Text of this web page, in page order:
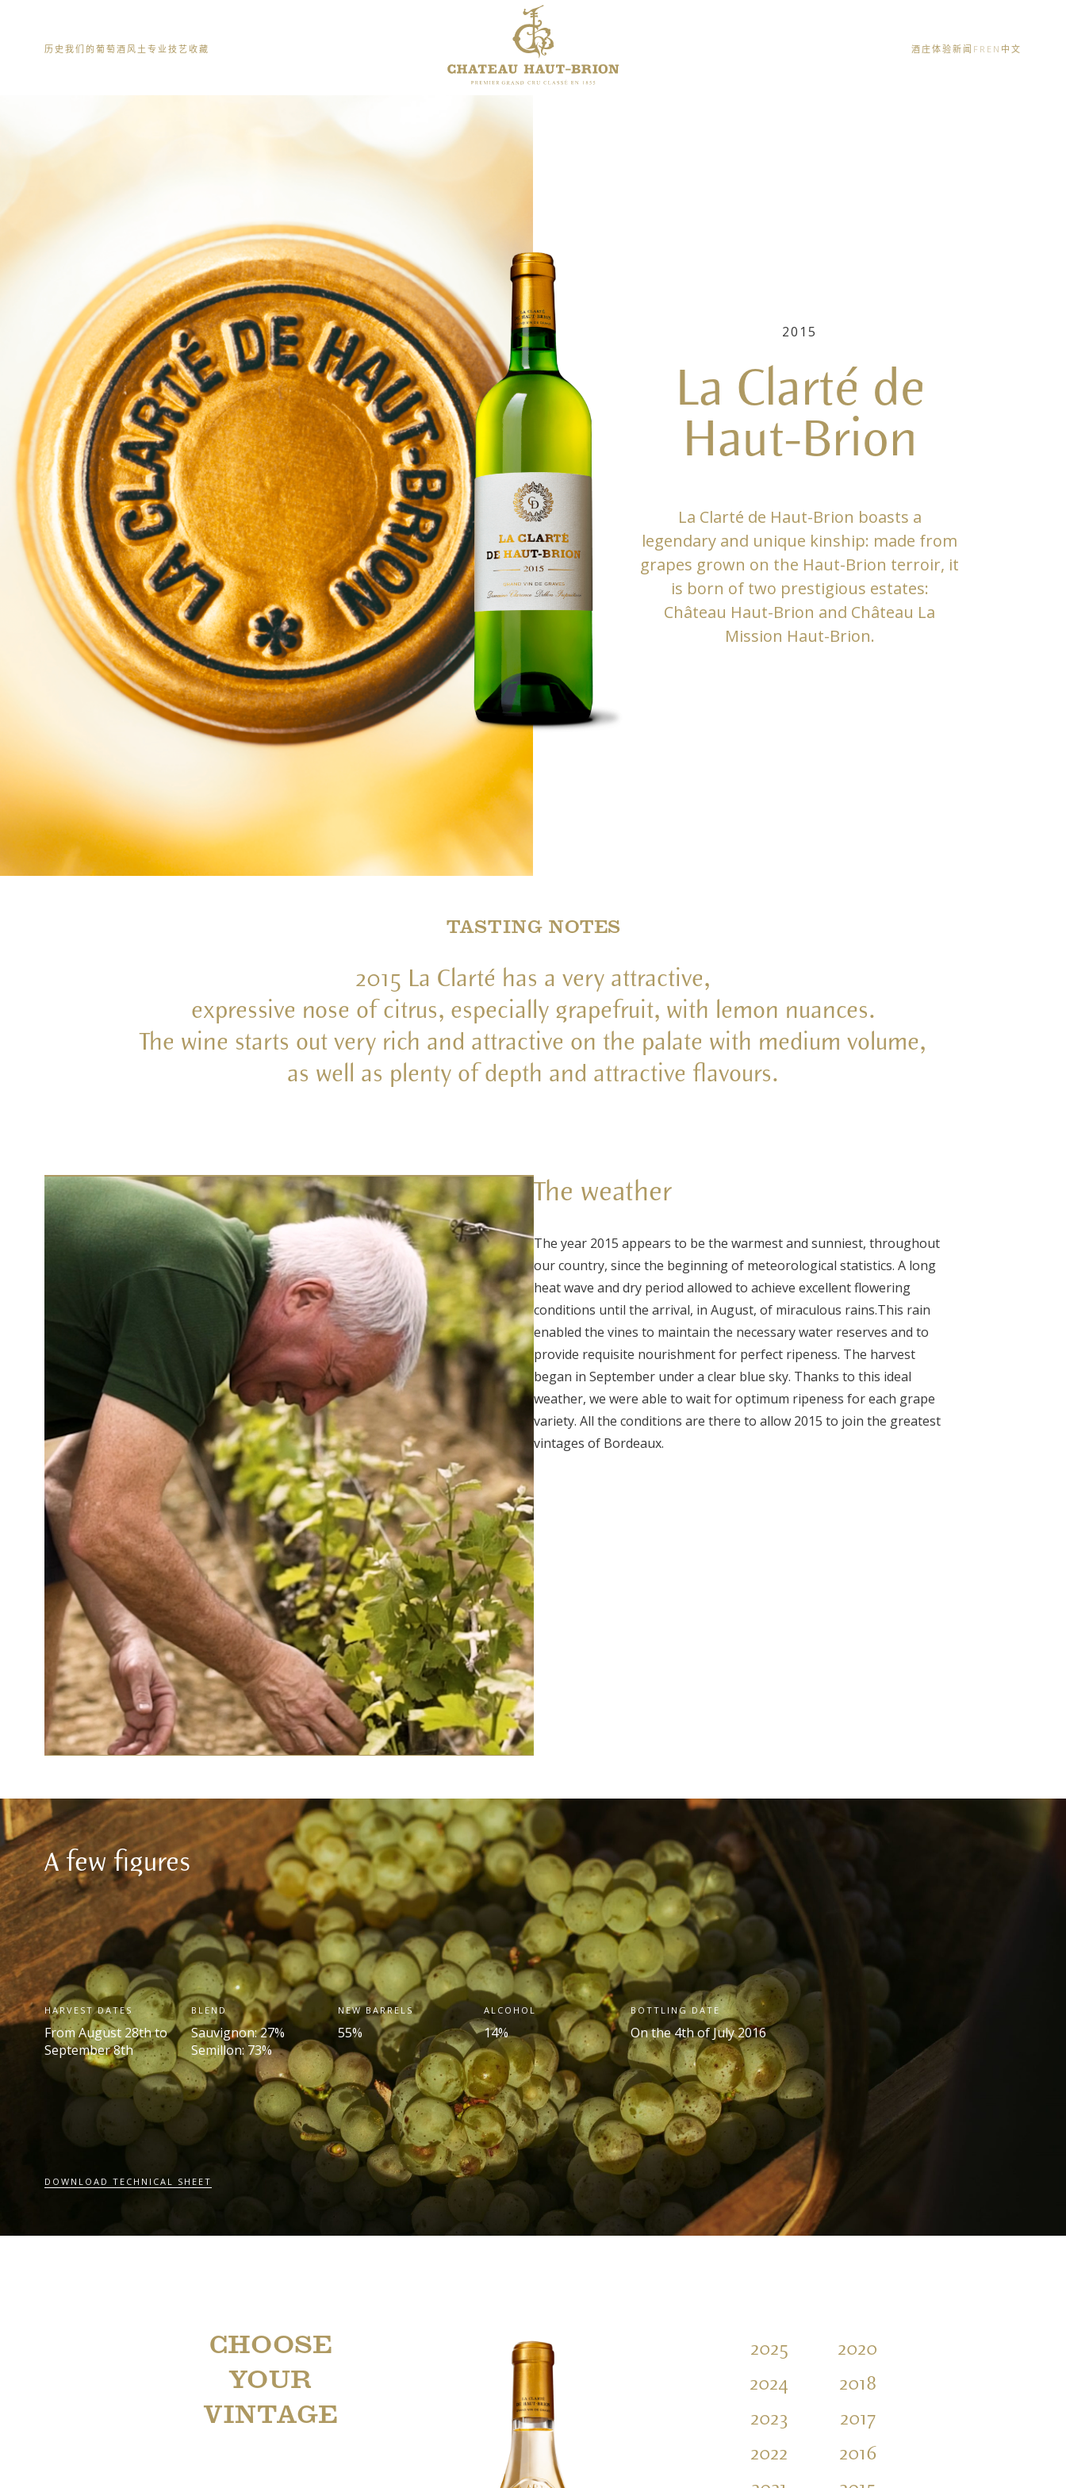
历史我们的葡萄酒 风土专业技艺 收藏 酒庄体验新闻 FR EN 中文
2015
La Clarté de
Haut-Brion
La Clarté de Haut-Brion boasts a
legendary and unique kinship: made from
grapes grown on the Haut-Brion terroir, it
is born of two prestigious estates:
Château Haut-Brion and Château La
Mission Haut-Brion.
TASTING NOTES
2015 La Clarté has a very attractive,
expressive nose of citrus, especially grapefruit, with lemon nuances.
The wine starts out very rich and attractive on the palate with medium volume,
as well as plenty of depth and attractive flavours.
The weather
The year 2015 appears to be the warmest and sunniest, throughout
our country, since the beginning of meteorological statistics. A long
heat wave and dry period allowed to achieve excellent flowering
conditions until the arrival, in August, of miraculous rains.This rain
enabled the vines to maintain the necessary water reserves and to
provide requisite nourishment for perfect ripeness. The harvest
began in September under a clear blue sky. Thanks to this ideal
weather, we were able to wait for optimum ripeness for each grape
variety. All the conditions are there to allow 2015 to join the greatest
vintages of Bordeaux.
A few figures
HARVEST DATES
From August 28thto
September 8th
BLEND
Sauvignon: 27%
Semillon: 73%
NEW BARRELS
55%
ALCOHOL
14%
BOTTLING DATE
On the 4thof July 2016
DOWNLOAD TECHNICAL SHEET
CHOOSE
YOUR
VINTAGE
2025
2024
2023
2022
2020
2018
2017
2016